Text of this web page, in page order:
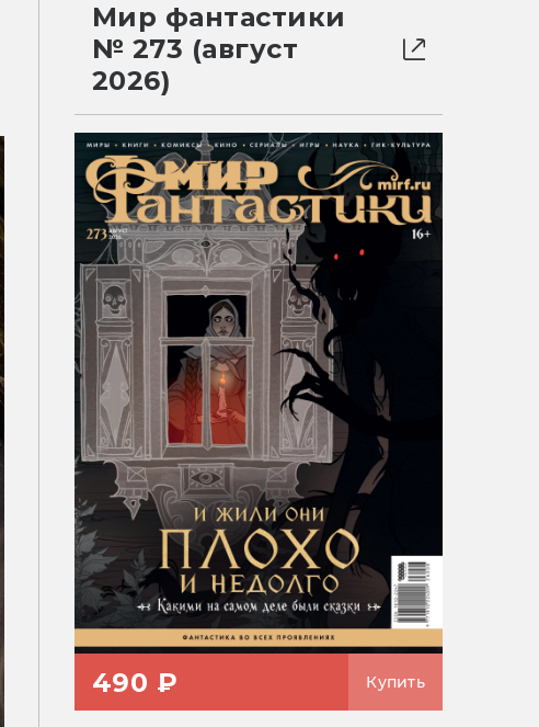
Мир фантастики
№ 273 (август
2026)
490 ₽ Купить